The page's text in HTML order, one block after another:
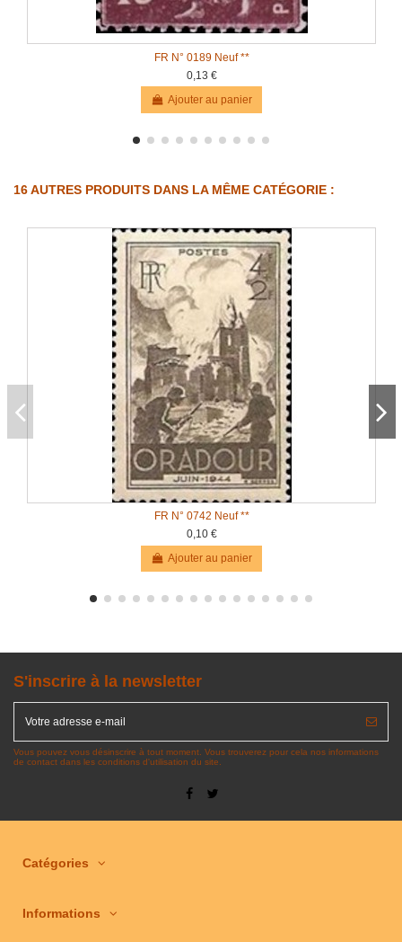
FR N° 0189 Neuf **
0,13 €
Ajouter au panier
16 AUTRES PRODUITS DANS LA MÊME CATÉGORIE :
FR N° 0742 Neuf **
0,10 €
Ajouter au panier
S'inscrire à la newsletter
Vous pouvez vous désinscrire à tout moment. Vous trouverez pour cela nos informations
de contact dans les conditions d'utilisation du site.
Catégories
Informations